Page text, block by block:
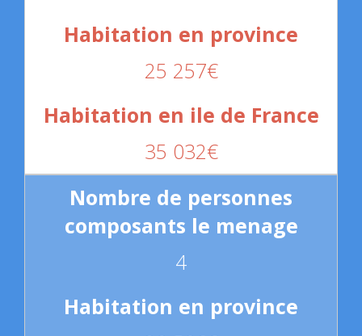
25 257€
35 032€
4